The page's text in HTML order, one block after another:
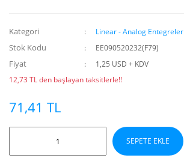
Kategori Linear - Analog Entegreler
Stok Kodu EE090520232(F79)
Fiyat
1,25 USD + KDV
12,73 TL den başlayan taksitlerle!!
71,41 TL
SEPETE EKLE